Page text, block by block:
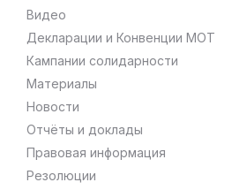
Видео
Декларации и Конвенции МОТ
Кампании солидарности
Материалы
Новости
Отчёты и доклады
Правовая информация
Резолюции